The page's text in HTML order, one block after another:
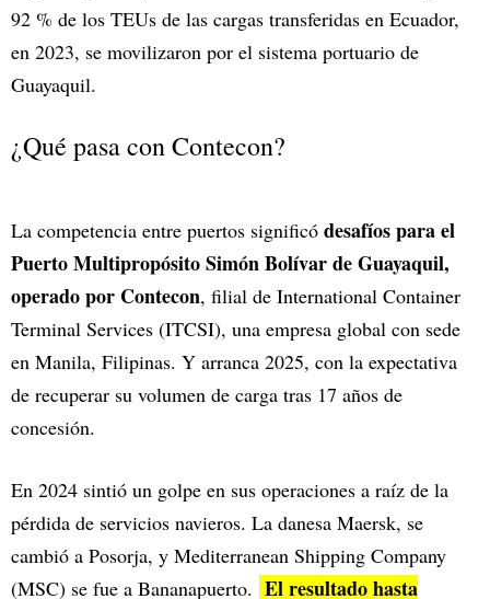
92 % de los TEUs de las cargas transferidas en Ecuador,
en 2023, se movilizaron por el sistema portuario de
Guayaquil.
¿Qué pasa con Contecon?
La competencia entre puertos significó desafíos para el
Puerto Multipropósito Simón Bolívar de Guayaquil,
operado por Contecon, filial de International Container
Terminal Services (ITCSI), una empresa global con sede
en Manila, Filipinas. Y arranca 2025, con la expectativa
de recuperar su volumen de carga tras 17 años de
concesión.
En 2024 sintió un golpe en sus operaciones a raíz de la
pérdida de servicios navieros. La danesa Maersk, se
cambió a Posorja, y Mediterranean Shipping Company
(MSC) se fue a Bananapuerto. El resultado hasta